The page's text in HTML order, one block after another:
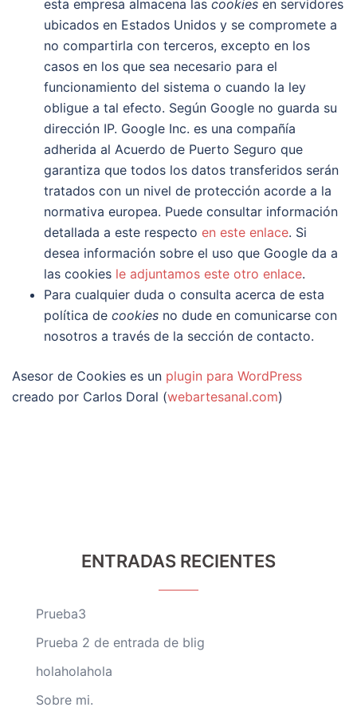
esta empresa almacena las cookies en servidores
ubicados en Estados Unidos y se compromete a
no compartirla con terceros, excepto en los
casos en los que sea necesario para el
funcionamiento del sistema o cuando la ley
obligue a tal efecto. Según Google no guarda su
dirección IP. Google Inc. es una compañía
adherida al Acuerdo de Puerto Seguro que
garantiza que todos los datos transferidos serán
tratados con un nivel de protección acorde a la
normativa europea. Puede consultar información
detallada a este respecto en este enlace. Si
desea información sobre el uso que Google da a
las cookies le adjuntamos este otro enlace.
Para cualquier duda o consulta acerca de esta
política de cookies no dude en comunicarse con
nosotros a través de la sección de contacto.
Asesor de Cookies es un plugin para WordPress
creado por Carlos Doral (webartesanal.com)
ENTRADAS RECIENTES
Prueba3
Prueba 2 de entrada de blig
holaholahola
Sobre mi.